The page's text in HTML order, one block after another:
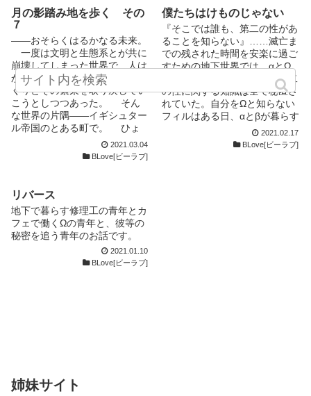
た、ある何の変哲もない日から
始まる……。
らへこませてやろう、怒らせて
やろう、しょげさせてやろうと
しても、いっこうにこたえた様
子もなくいつもにこにことして
いるアンツに、ユヴュは自分の
影響力を否定されているように
感じ、苛立ちをつのらせてい
く。 そんなある日、ユヴュ
ははずみからアンツを抱く。そ
の行為を、ユヴュは強姦だと思
ったが、アンツはそうは思わな
かった。その行為によっても、
ユヴュは自分の求める結果を得
た、ある何の変哲もない日から
始まる……。
らへこませてやろう、怒らせて
やろう、しょげさせてやろうと
しても、いっこうにこたえた様
子もなくいつもにこにことして
いるアンツに、ユヴュは自分の
影響力を否定されているように
感じ、苛立ちをつのらせてい
く。 そんなある日、ユヴュ
ははずみからアンツを抱く。そ
の行為を、ユヴュは強姦だと思
ったが、アンツはそうは思わな
かった。その行為によっても、
の行為はいたぶりではなく、初
めて自分の言葉をまともに受け
止めてくれた人からの、貴重な
示唆に他ならなかったのだ。
まるで予想もしていなかった
アンツの反応に戸惑い、苛立つ
ユヴュ。しかし、自分でもはっ
きりとした理由のわからぬまま
に、なぜだかアンツのもとに通
い続け、友達のようにも見える
付き合いを続けてしまう。まわ
りからは半ば村八分にされてい
るアンツにとって、それは非常
らへこませてやろう、怒らせて
やろう、しょげさせてやろうと
しても、いっこうにこたえた様
子もなくいつもにこにことして
いるアンツに、ユヴュは自分の
影響力を否定されているように
感じ、苛立ちをつのらせてい
た、ある何の変哲もない日から
始まる……。
の行為はいたぶりではなく、初
めて自分の言葉をまともに受け
止めてくれた人からの、貴重な
示唆に他ならなかったのだ。
まるで予想もしていなかった
アンツの反応に戸惑い、苛立つ
ユヴュ。しかし、自分でもはっ
きりとした理由のわからぬまま
に、なぜだかアンツのもとに通
付き合いを続けてしまう。まわ
りからは半ば村八分にされてい
えていた貴族の男、ユヴュは、
そのやり場のないいらだちを平
民の男、アンツにぶつけて鬱憤
を晴らそうとするが、その目論
見は完全に失敗に終わる。ユヴ
ュは、偶然から手に入れた、ア
ンツのライフワークともいえる
論文を徹底的にこきおろし、そ
の不備と欠陥とを指摘していた
ぶることでアンツにダメージを
与えてやろうとする。だが、あ
る理由から肉親以外からはこと
ごとく冷たい扱いを受け、まと
の行為はいたぶりではなく、初
めて自分の言葉をまともに受け
止めてくれた人からの、貴重な
示唆に他ならなかったのだ。
まるで予想もしていなかった
アンツの反応に戸惑い、苛立つ
やろう、しょげさせてやろうと
えていた貴族の男、ユヴュは、
そのやり場のないいらだちを平
民の男、アンツにぶつけて鬱憤
を晴らそうとするが、その目論
見は完全に失敗に終わる。ユヴ
ュは、偶然から手に入れた、ア
ンツのライフワークともいえる
論文を徹底的にこきおろし、そ
の不備と欠陥とを指摘していた
ぶることでアンツにダメージを
与えてやろうとする。だが、あ
る理由から肉親以外からはこと
月の影踏み地を歩く その
７
――おそらくはるかなる未来。
一度は文明と生態系とが共に
崩壊してしまった世界で、人は
かろうじて生きながらえ、ゆっ
くりとその繁栄を取り戻してい
こうとしつつあった。 そん
な世界の片隅――イギシュター
ル帝国のとある町で。 ひょ
んなことから貴族の男と、平民
の男とが出会う。それがすべて
貴族の男、ユヴュは、そのやり
場のないいらだちを平民の男、
アンツにぶつけて鬱憤を晴らそ
うとするが、その目論見は完全
に失敗に終わる。ユヴュは、偶
然から手に入れた、アンツのラ
イフワークともいえる論文を徹
いたぶりではなく、初めて自分
の言葉をまともに受け止めてく
2021.03.04
BLove[ビーラブ]
僕たちはけものじゃない
『そこでは誰も、第二の性があ
ることを知らない』……滅亡ま
での残された時間を安楽に過ご
すための地下世界では、αとΩ
の居住区は壁で隔てられ、第二
の性に関する知識は全て秘匿さ
れていた。自分をΩと知らない
フィルはある日、αとβが暮らす
街に忍び込んだことがきっかけ
で、この世界から葬られた秘密
2021.02.17
BLove[ビーラブ]
リバース
地下で暮らす修理工の青年とカ
フェで働くΩの青年と、彼等の
秘密を追う青年のお話です。
2021.01.10
BLove[ビーラブ]
姉妹サイト